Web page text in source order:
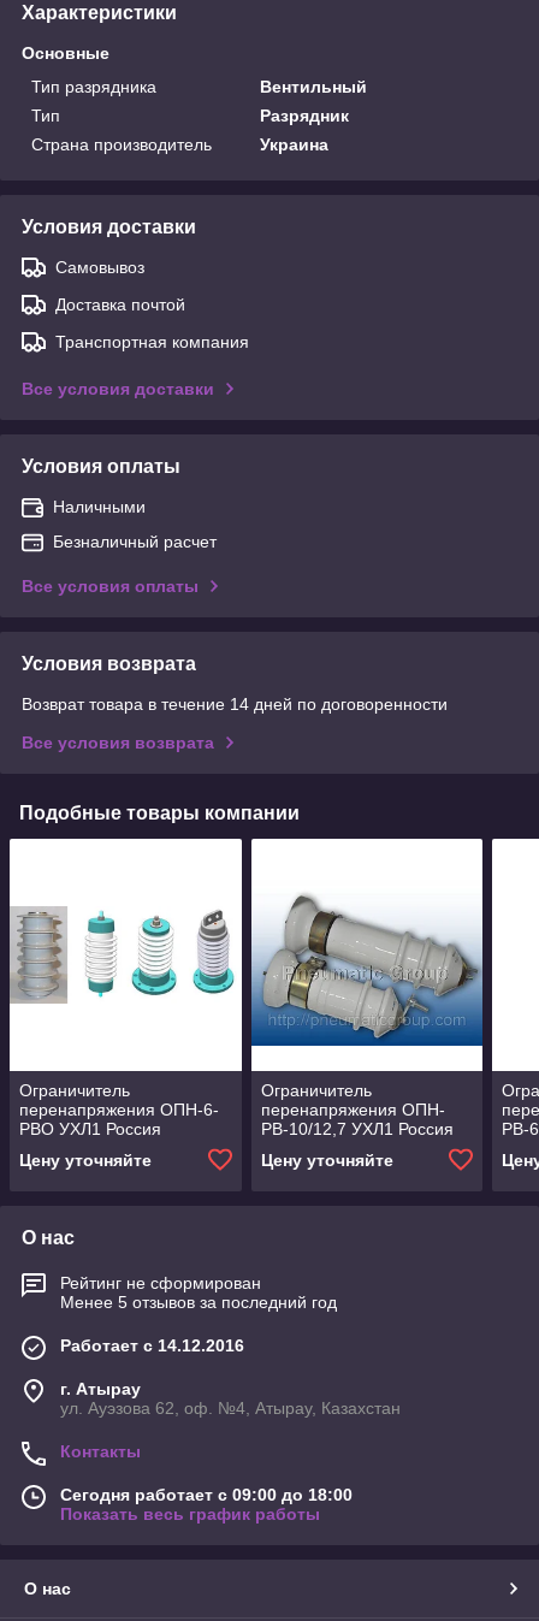
Характеристики
Основные
Тип разрядника
Вентильный
Тип
Разрядник
Страна производитель
Украина
Условия доставки
Самовывоз
Доставка почтой
Транспортная компания
Все условия доставки
Условия оплаты
Наличными
Безналичный расчет
Все условия оплаты
Условия возврата
Возврат товара в течение 14 дней по договоренности
Все условия возврата
Подобные товары компании
Ограничитель
перенапряжения ОПН-6-
РВО УХЛ1 Россия
Цену уточняйте
Ограничитель
перенапряжения ОПН-
РВ-10/12,7 УХЛ1 Россия
Цену уточняйте
РВ-
О нас
Рейтинг не сформирован
Менее 5 отзывов за последний год
Работает с 14.12.2016
г. Атырау
ул. Ауэзова 62, оф. №4, Атырау, Казахстан
Контакты
Сегодня работает с 09:00 до 18:00
Показать весь график работы
О нас